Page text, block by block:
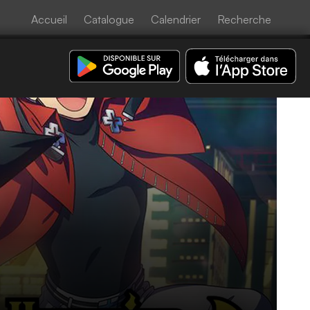
Accueil Catalogue Calendrier Recherche